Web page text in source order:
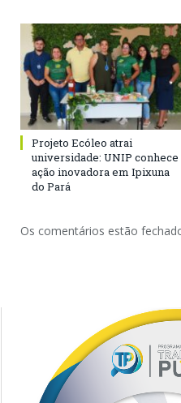
Projeto Ecóleo atrai
universidade: UNIP conhece
ação inovadora em Ipixuna
do Pará
Os comentários estão